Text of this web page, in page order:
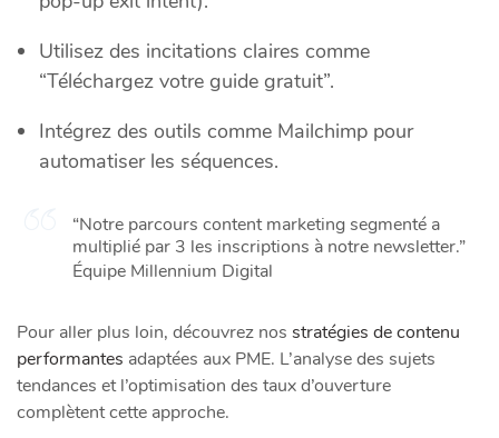
Utilisez des incitations claires comme
“Téléchargez votre guide gratuit”.
Intégrez des outils comme Mailchimp pour
automatiser les séquences.
“Notre parcours content marketing segmenté a
multiplié par 3 les inscriptions à notre newsletter.”
Équipe Millennium Digital
Pour aller plus loin, découvrez nos stratégies de contenu
performantes adaptées aux PME. L’analyse des sujets
tendances et l’optimisation des taux d’ouverture
complètent cette approche.